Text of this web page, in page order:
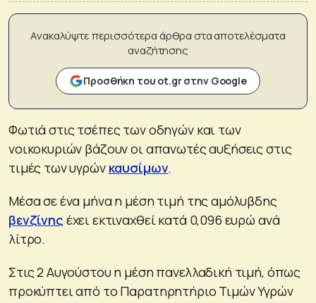
Ανακαλύψτε περισσότερα άρθρα στα αποτελέσματα
αναζήτησης
Προσθήκη του ot.gr στην Google
Φωτιά στις τσέπες των οδηγών και των
νοικοκυριών βάζουν οι απανωτές αυξήσεις στις
τιμές των υγρών καυσίμων.
Μέσα σε ένα μήνα η μέση τιμή της αμόλυβδης
βενζίνης έχει εκτιναχθεί κατά 0,096 ευρώ ανά
λίτρο.
Στις 2 Αυγούστου η μέση πανελλαδική τιμή, όπως
προκύπτει από το Παρατηρητήριο Τιμών Υγρών